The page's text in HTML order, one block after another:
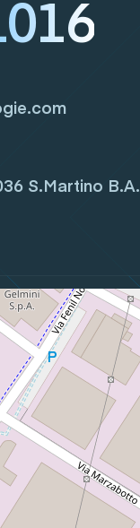
S.Martino B.A.